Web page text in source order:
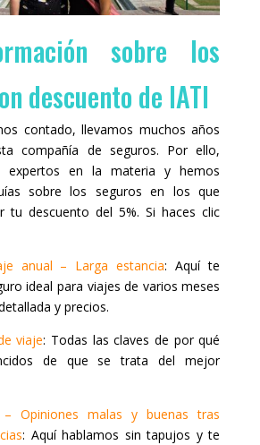
sobre los
descuento de IATI
contado, llevamos muchos años
compañía de seguros. Por ello,
expertos en la materia y hemos
sobre los seguros en los que
tu descuento del 5%. Si haces clic
anual – Larga estancia: Aquí te
ideal para viajes de varios meses
y precios.
viaje: Todas las claves de por qué
de que se trata del mejor
– Opiniones malas y buenas tras
: Aquí hablamos sin tapujos y te